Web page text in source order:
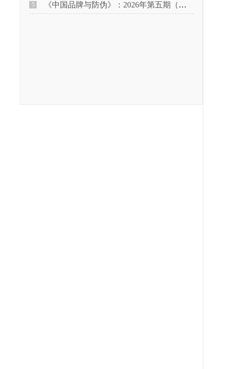
5 《中国品牌与防伪》：2026年第五期（上）